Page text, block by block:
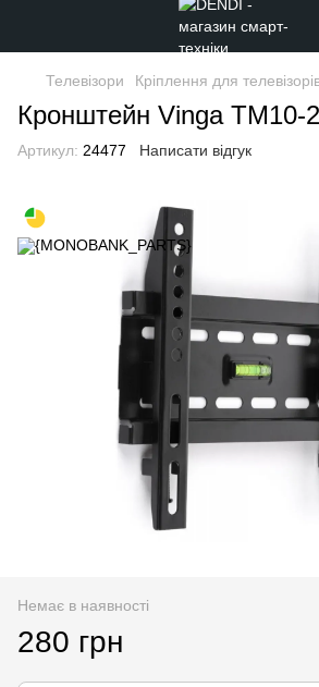
Телевізори Кріплення для
Кронштейн Vinga TM10-
Артикул: 24477 Написати відгук
Немає в наявності
280 грн